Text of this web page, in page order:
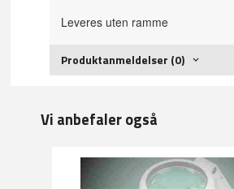
Leveres uten ramme
Produktanmeldelser (0)
Vi anbefaler også